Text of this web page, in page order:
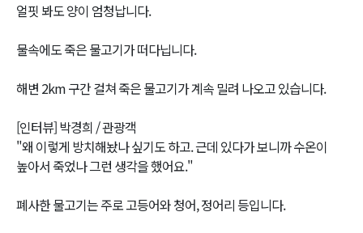
얼핏 봐도 양이 엄청납니다.
물속에도 죽은 물고기가 떠다닙니다.
해변 2km 구간 걸쳐 죽은 물고기가 계속 밀려 나오고 있습니다.
[인터뷰] 박경희 / 관광객
"왜 이렇게 방치해놨나 싶기도 하고. 근데 있다가 보니까 수온이
높아서 죽었나 그런 생각을 했어요."
폐사한 물고기는 주로 고등어와 청어, 정어리 등입니다.